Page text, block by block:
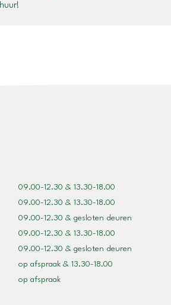
huur!
09.00-12.30 & 13.30-18.00
09.00-12.30 & 13.30-18.00
09.00-12.30 & gesloten deuren
09.00-12.30 & 13.30-18.00
09.00-12.30 & gesloten deuren
op afspraak & 13.30-18.00
op afspraak